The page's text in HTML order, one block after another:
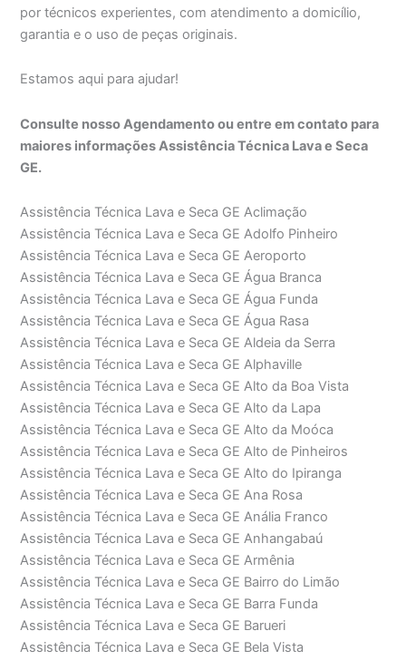
por técnicos experientes, com atendimento a domicílio,
garantia e o uso de peças originais.
Estamos aqui para ajudar!
Consulte nosso Agendamento ou entre em contato para
maiores informações Assistência Técnica Lava e Seca
GE.
Assistência Técnica Lava e Seca GE Aclimação
Assistência Técnica Lava e Seca GE Adolfo Pinheiro
Assistência Técnica Lava e Seca GE Aeroporto
Assistência Técnica Lava e Seca GE Água Branca
Assistência Técnica Lava e Seca GE Água Funda
Assistência Técnica Lava e Seca GE Água Rasa
Assistência Técnica Lava e Seca GE Aldeia da Serra
Assistência Técnica Lava e Seca GE Alphaville
Assistência Técnica Lava e Seca GE Alto da Boa Vista
Assistência Técnica Lava e Seca GE Alto da Lapa
Assistência Técnica Lava e Seca GE Alto da Moóca
Assistência Técnica Lava e Seca GE Alto de Pinheiros
Assistência Técnica Lava e Seca GE Alto do Ipiranga
Assistência Técnica Lava e Seca GE Ana Rosa
Assistência Técnica Lava e Seca GE Anália Franco
Assistência Técnica Lava e Seca GE Anhangabaú
Assistência Técnica Lava e Seca GE Armênia
Assistência Técnica Lava e Seca GE Bairro do Limão
Assistência Técnica Lava e Seca GE Barra Funda
Assistência Técnica Lava e Seca GE Barueri
Assistência Técnica Lava e Seca GE Bela Vista